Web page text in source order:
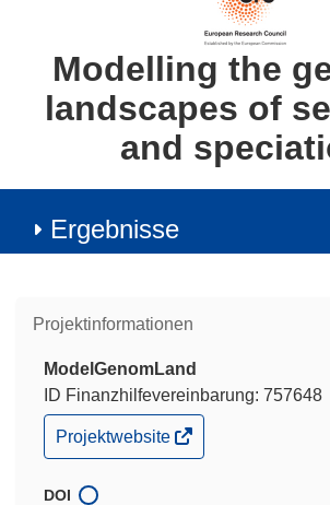
Modelling the
landscapes of
and
Ergebnisse
Projektinformationen
ModelGenomLand
ID Finanzhilfevereinbarung: 757648
(öffnet
in
Fenster)
Projektwebsite
DOI